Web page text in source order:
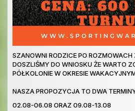
SZANOWNI RODZICE PO ROZMOWACH
DOSZLIŚMY DO WNIOSKU ŻE WARTO
PÓŁKOLONIE W OKRESIE
NASZA PROPOZYCJA TO DWA
02.08-06.08 ORAZ 09.08-13.08